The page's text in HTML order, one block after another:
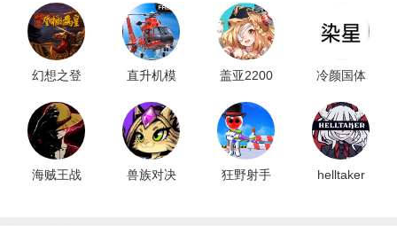
幻想之登
直升机模
盖亚2200
冷颜国体
海贼王战
兽族对决 狂野射手
helltaker